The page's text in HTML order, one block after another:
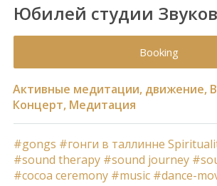
Юбилей студии
Booking
Активные медитации, движение,
Концерт, Медитация
#gongs #гонги в таллинне
#sound therapy #sound journey
#cocoa ceremony #music #dance-